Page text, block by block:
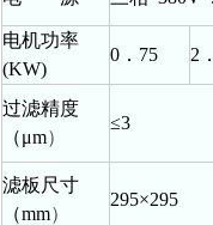
电机功率
(KW)
0 ．75 2
过滤精度
（μm）
≤3
滤板尺寸
（mm）
295×295